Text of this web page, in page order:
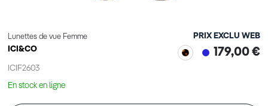
Lunettes de vue Femme
ICI&CO
ICIF2603
PRIX EXCLU WEB
179,00 €
En stock en ligne